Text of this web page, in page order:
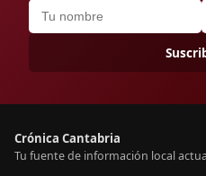
Crónica Cantabria
Tu fuente de información local